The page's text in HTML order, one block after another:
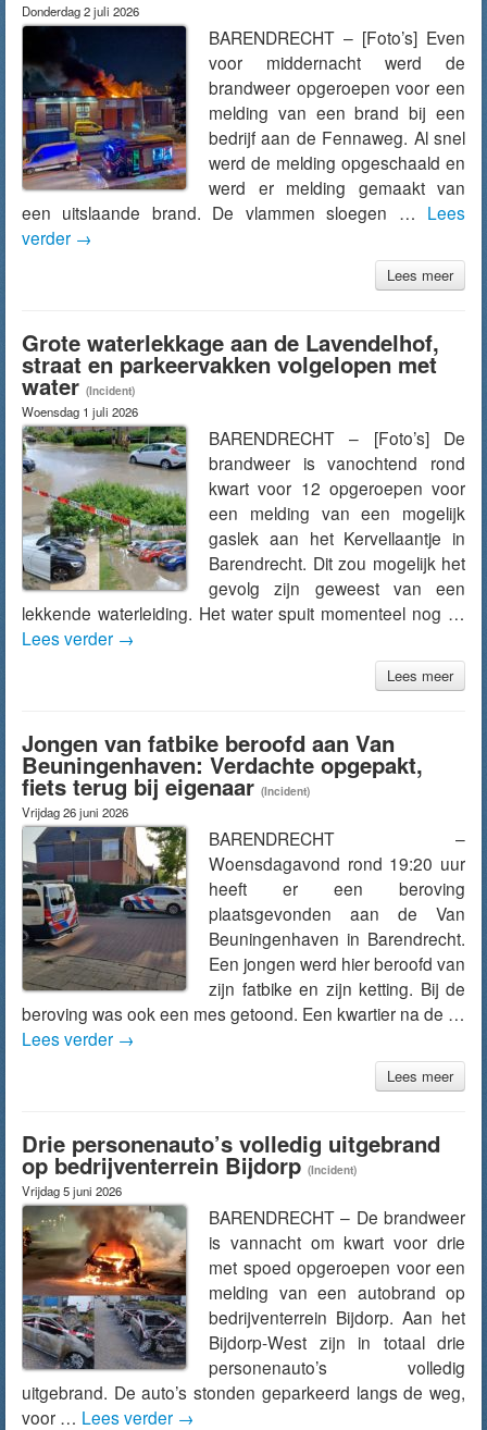
Donderdag 2 juli 2026
BARENDRECHT – [Foto’s] Even
voor middernacht werd de
brandweer opgeroepen voor een
melding van een brand bij een
bedrijf aan de Fennaweg. Al snel
werd de melding opgeschaald en
werd er melding gemaakt van
een uitslaande brand. De vlammen sloegen … Lees
verder →
Lees meer
Grote waterlekkage aan de Lavendelhof,
straat en parkeervakken volgelopen met
water (Incident)
Woensdag 1 juli 2026
BARENDRECHT – [Foto’s] De
brandweer is vanochtend rond
kwart voor 12 opgeroepen voor
een melding van een mogelijk
gaslek aan het Kervellaantje in
Barendrecht. Dit zou mogelijk het
gevolg zijn geweest van een
lekkende waterleiding. Het water spuit momenteel nog …
Lees verder →
Lees meer
Jongen van fatbike beroofd aan Van
Beuningenhaven: Verdachte opgepakt,
fiets terug bij eigenaar (Incident)
Vrijdag 26 juni 2026
BARENDRECHT –
Woensdagavond rond 19:20 uur
heeft er een beroving
plaatsgevonden aan de Van
Beuningenhaven in Barendrecht.
Een jongen werd hier beroofd van
zijn fatbike en zijn ketting. Bij de
beroving was ook een mes getoond. Een kwartier na de …
Lees verder →
Lees meer
Drie personenauto’s volledig uitgebrand
op bedrijventerrein Bijdorp (Incident)
Vrijdag 5 juni 2026
BARENDRECHT – De brandweer
is vannacht om kwart voor drie
met spoed opgeroepen voor een
melding van een autobrand op
bedrijventerrein Bijdorp. Aan het
Bijdorp-West zijn in totaal drie
personenauto’s volledig
uitgebrand. De auto’s stonden geparkeerd langs de weg,
voor … Lees verder →